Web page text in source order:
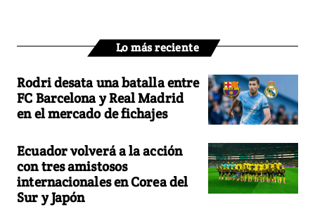
Lo más reciente
Rodri desata una batalla entre
FC Barcelona y Real Madrid
en el mercado de fichajes
Ecuador volverá a la acción
con tres amistosos
internacionales en Corea del
Sur y Japón